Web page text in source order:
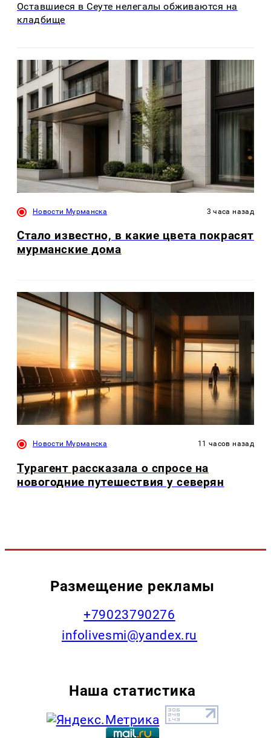
Оставшиеся в Сеуте нелегалы обживаются на
кладбище
Новости Мурманска 3 часа назад
Стало известно, в какие цвета покрасят
мурманские дома
Новости Мурманска 11 часов назад
Турагент рассказала о спросе на
новогодние путешествия у северян
Размещение рекламы
+79023790276
infolivesmi@yandex.ru
Наша статистика